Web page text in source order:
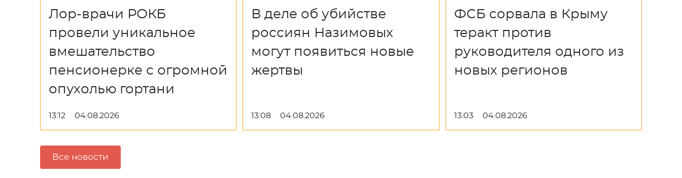
Лор-врачи РОКБ
провели уникальное
вмешательство
пенсионерке с огромной
опухолью гортани
13:12 04.08.2026
В деле об убийстве
россиян Назимовых
могут появиться новые
жертвы
13:08 04.08.2026
ФСБ сорвала в Крыму
теракт против
руководителя одного из
новых регионов
13:03 04.08.2026
Все новости